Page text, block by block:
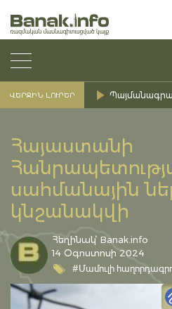
ՎԵՐՋԻՆ ԼՈՒՐԵՐ
Հայաստանի
սահմանային
կնշանակվի
Հեղինակ՝ Banak.info
14 Օգոստոսի 2024
#Մամուլի